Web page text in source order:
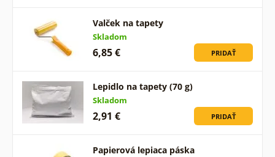
Valček na tapety
Skladom
6,85 € PRIDAŤ
Lepidlo na tapety (70 g)
Skladom
2,91 € PRIDAŤ
Papierová lepiaca páska